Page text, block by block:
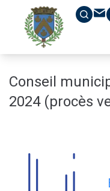
principal
Conseil
2024 (procès